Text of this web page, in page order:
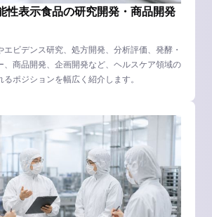
性表示食品の研究開発・商品開発
エビデンス研究、処方開発、分析評価、発酵・
、商品開発、企画開発など、ヘルスケア領域の
るポジションを幅広く紹介します。